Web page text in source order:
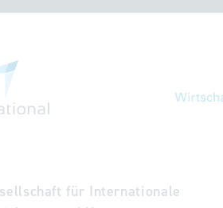
für Internationale